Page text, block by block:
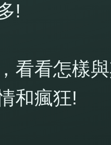
!
看看怎樣
和瘋狂!